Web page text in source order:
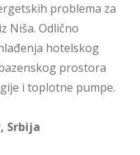
problema za
Niša. Odlično
hotelskog
prostora
i toplotne pumpe.
Srbija